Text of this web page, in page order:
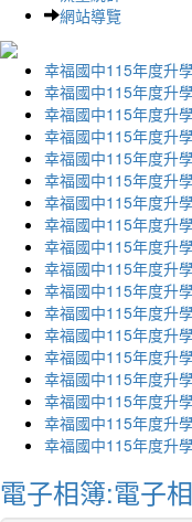
網站導覽
幸福國中115年度升
幸福國中115年度升
幸福國中115年度升
幸福國中115年度升
幸福國中115年度升
幸福國中115年度升
幸福國中115年度升
幸福國中115年度升
幸福國中115年度升
幸福國中115年度升
幸福國中115年度升
幸福國中115年度升
幸福國中115年度升
幸福國中115年度升
幸福國中115年度升
幸福國中115年度升
幸福國中115年度升
幸福國中115年度升
電子相簿:電子